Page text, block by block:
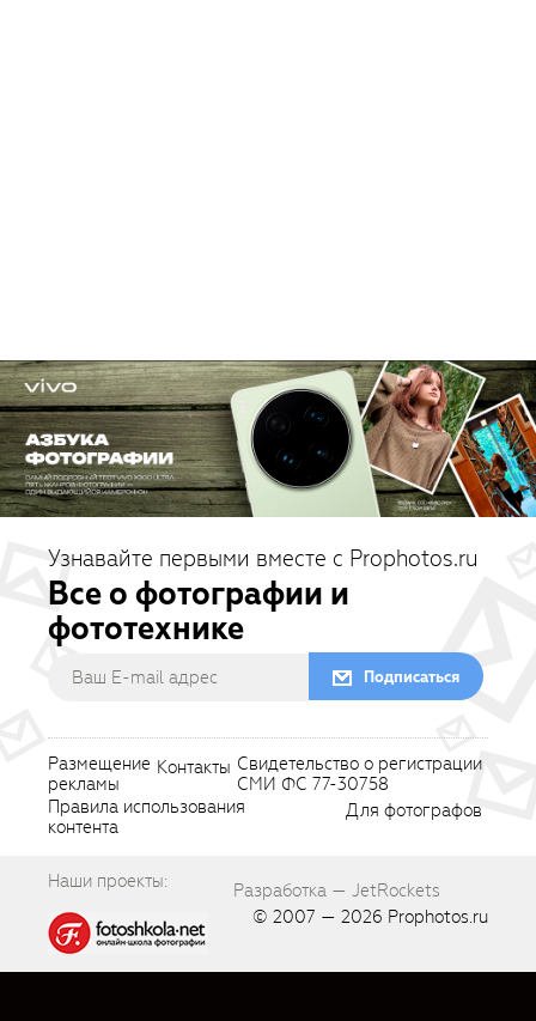
Узнавайте первыми вместе с Prophotos.ru
Все о фотографии и
фототехнике
Подписаться
Размещение
рекламы
Контакты Свидетельство о регистрации
СМИ ФС 77-30758
Правила использования
контента
Для фотографов
Наши проекты:
Разработка — JetRockets
© 2007 — 2026 Prophotos.ru